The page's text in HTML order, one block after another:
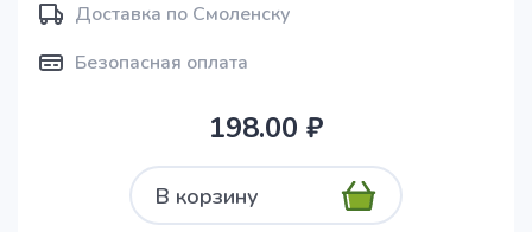
Доставка по Смоленску
Безопасная оплата
198.00 ₽
В корзину